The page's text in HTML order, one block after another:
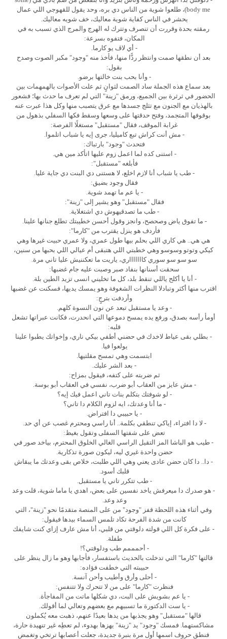
body me)، طلعوا شوية من الناس دي بره، وحد يقول للقهوجي اللي عمال
يحشر في الناس كفاية شوية معاليك، خف شويه معاليك.
رمقته بحدة وقررت أن تنصرف وتترك له الهرج والمرج الذي تسبب به في
المكان، فتفوه بسرعة:
- أي لاڤ يو كارما.
بعد أن نطقها صمت وانتظر ردًّا منها، فأخذ منه "وجود" مكبر الصوت وصدح
بقول:
- وأنا بحب بنت خالتها برضو.
بعد سماع هذه الجملة ساد الصمت لثوانٍ ثم علت الأصوات بالهمهمات بين
الحضور في ثرثرة بين الجميع، ورمق "زينة" التي لم تعرف ما حدث بها؛ فشعور
بالهذيان مع الجنون مع تثلج جسدها مع عرق يتصبب منها وكل هذا عبرت عنه
بوقوفها المتجمد، وفتح حدقتها على وسعها وسقط فكها السفلي بذهول من
غرابة الموقف، فقال "مستقبل" مستغلًا الفرصة:
- مش أنت كراش تبع كاميليا، جرى إيه يا شباب اتلموا.
فتحدث "وجود" بارتباك:
- استنى كده لما اعمل زوم عليها اتأكد مين هي.
فأبلغه "مستقبل":
- طب يا شباب أنا لازم اخلع، لا هستنى دي البنت دي جاية عليا.
فقال وجود بضيق:
- يا عم ما تهمد شوية.
فقال "مستقبل" وهو يشير إلى "زينة":
- طب ما تصدقيهوش دي اشتغلاية.
- ما تفوق ياض وصحصح، وانجز وقول أحسن خطيبتك تطلع جنانها علينا.
فأردف هو ينزل يقترب من "كارما":
هي هي.. هي كاري اللي بحلم بيها طول عمري، ولا عمري حبيت غيرها وهي
كيكي وتوتو وسوسو وهي خطبتي اللي هتبقى أم عيالي اللي بحبها من سنين،
سو سو سو سوري كاااااااري، ياريت ما تعكننيش عليا تاني مرة.
سحقت أسنانها بنفاد صبر وصبت عليه جام غضبها:
- أنا يا أكلح ياللي تنقط بلد، كل ما تخليني انسى تزيد الطين بلة.
اقترب منها أكثر وتبادلا النظرات الشغوفة وهو يمسك يديها، فسكنت عن غضبها
وأردفت بترجٍ:
- وعد يا مستقبل تبعد عن نون النسوة كلهم.
أومأ رأسه بصدق، ورفع يده يمسح دموعها التي انحدرت، فكانت عبراتها تشعل
قلبه:
- بطلي بقى عياط لاخدك في حضني أطفي بيكي ناري، وإخواتك يطبوا علينا
يولعوا فيا.
ابتسمت وهي تمسح مقلتيها.
- بعد الشر عليك.
ثم ضربته على كتفه، فيقول بمزاح:
- مش عايز من العقاب أبو ضرب، نفسي في العقاب أبو بوسة.
- لو شوفتك بتكلم بنات تاني اعمل فيك إيه؟
- ما أنا وعدتك، ايه لزوم الكلام دا تاني؟
- يا حبيبي دا افتراض.
- لا دا افتراء، إياكي تنطقي بكلمة.. أنا راسي ومحترم غصب عن أي حد.
تعض على شفتها السفلى وتقول بغيظ:
- طيب هو الباشا المز التقيل الراسي الغالي الخلوق المحترم، بياخد صور في
حضن واحدة غيري ليه، ليكون صورة تذكارية.
- دا.. دا كان حضن عادى يعني وهي اللي طلبت، خلاص بقى وعدتك ما يبقاش
قلبك أسود.
- طب تتكرر تاني يا مستقبل.
- هو صدرك دا ميعرفش ياخد نفسين على بعض، اهدي يا ماما شوية، قلت وعد
وعد وعد.
وفي أثناء هذه اللحظة قفز "وجود" من على المنصة متقدمًا نحو "زينة"، التي
كانت من شدة الفرحة تكاد تلمس السماء بيدها فيقول:
- على فكرة كل اللي قولته دلوقتي من قلبي، أنا مش عارف إزاي كنت شايفك
طفلة.
- أحمممم طب ودلوقتي؟!
قالتها "كارما" التي تدخلت بالحديث باستفسار، فأجابها وهو ما زال ينظر على
حبيبته التي خطفت فؤاده:
- أحلى وأرق وأطيب وأحن آنسة.
فنظرت "كارما" على من لا تتحرك ولا تتنفس:
- يا عم بشويش على البت، دي شكلها ماتت من المفاجأة.
- يا ست الدكتورة ما تسبيهم مع بعضهم وتعالي لما أقولك.
قالها "مستقبل" وهو يجذبها من يدها بعيدًا عنهم، ذهبت معه يُكملون
مشاكستهما. فمسك "وجود" يد "زينة" يهزها بهدوء، لم تعطِه غير تنهيدة حارة،
فنطق حروف اسمها أول مرة بنبرة جديدة، جعلت أعصابها ترتخي وتغمض